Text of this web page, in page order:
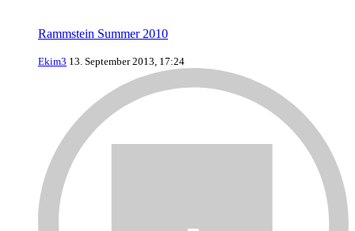
Rammstein Summer 2010
Ekim3 13. September 2013, 17:24